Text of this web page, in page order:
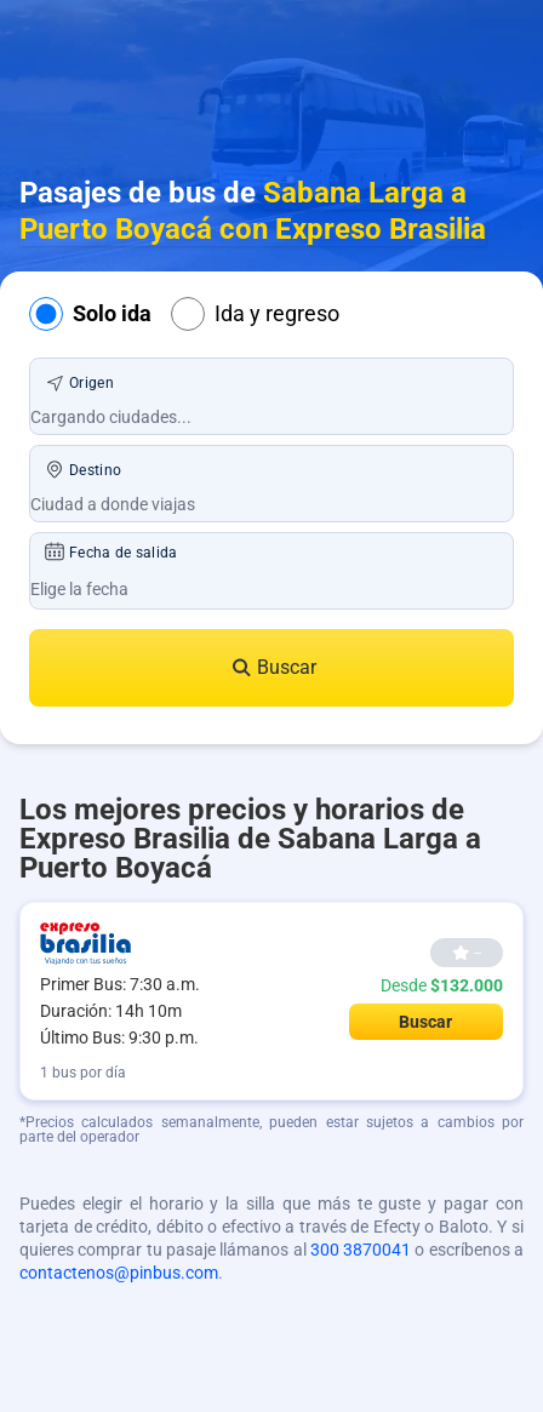
Pasajes de bus deSabana Larga a
Puerto Boyacá con Expreso Brasilia
Solo ida Ida y regreso
Origen
Destino
Fecha de salida
Buscar
Los mejores precios y horarios de
Expreso Brasilia de Sabana Larga a
Puerto Boyacá
Primer Bus: 7:30 a.m.
Duración: 14h 10m
Último Bus: 9:30 p.m.
--
Desde$132.000
Buscar
1 bus por día
*Precios calculados semanalmente, pueden estar sujetos a cambios por
parte del operador
Puedes elegir el horario y la silla que más te guste y pagar con
tarjeta de crédito, débito o efectivo a través de Efecty o Baloto. Y si
quieres comprar tu pasaje llámanos al 300 3870041 o escríbenos a
contactenos@pinbus.com.